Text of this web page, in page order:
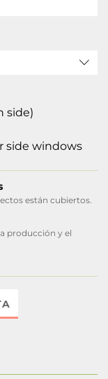
side)
side windows
están cubiertos.
producción y el